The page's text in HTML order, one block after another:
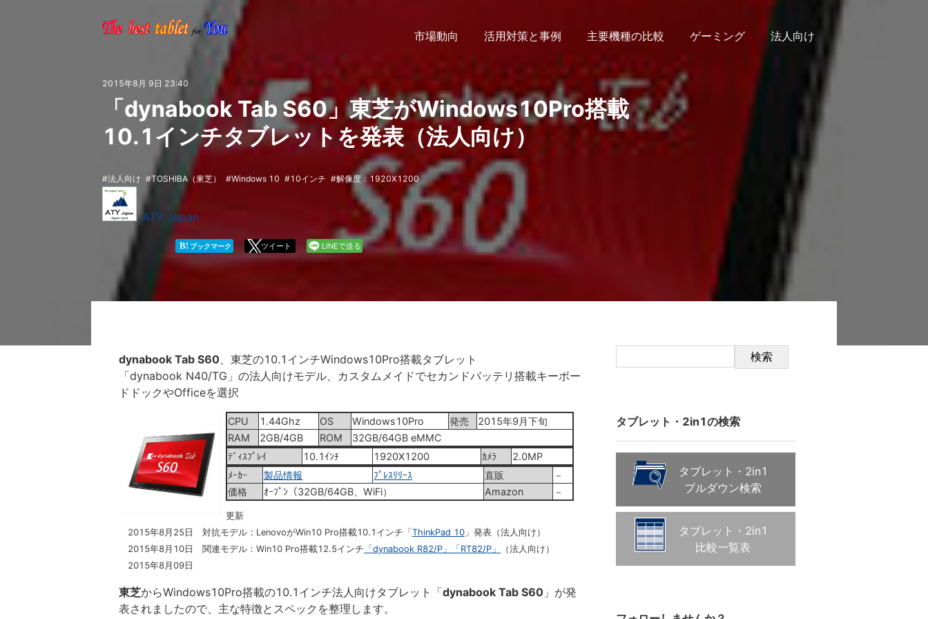
市場動向 活用対策と事例 主要機種の比較 ゲーミング 法人向け
2015年8月 9日 23:40
「dynabook Tab S60」東芝がWindows10Pro搭載
10.1インチタブレットを発表（法人向け）
法人向け TOSHIBA（東芝） Windows 10 10インチ 解像度：1920X1200
ATY Japan
B! ブックマーク ツイート LINEで送る
dynabook Tab S60、東芝の10.1インチWindows10Pro搭載タブレット
「dynabook N40/TG」の法人向けモデル、カスタムメイドでセカンドバッテリ搭載キーボー
ドドックやOfficeを選択
CPU 1.44Ghz OS Windows10Pro 発売
2015年9月下旬
RAM
2GB/4GB ROM
32GB/64GB eMMC
ﾃﾞｨｽﾌﾟﾚｲ
10.1ｲﾝﾁ 1920X1200 ｶﾒﾗ
2.0MP
ﾒｰｶｰ
製品情報 ﾌﾟﾚｽﾘﾘｰｽ 直販
－
価格
ｵｰﾌﾟﾝ（32GB/64GB、WiFi） Amazon －
更新
2015年8月25日 対抗モデル：LenovoがWin10 Pro搭載10.1インチ「 ThinkPad 10 」発表（法人向け）
2015年8月10日 関連モデル：Win10 Pro搭載12.5インチ 「dynabook R82/P」「RT82/P」
（法人向け）
2015年8月09日
東芝からWindows10Pro搭載の10.1インチ法人向けタブレット「dynabook Tab S60 」が発
表されましたので、主な特徴とスペックを整理します。
検索
タブレット・2in1の検索
タブレット・2in1
プルダウン検索
タブレット・2in1
比較一覧表